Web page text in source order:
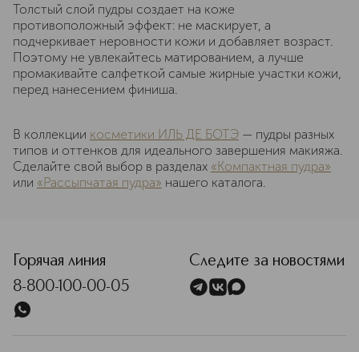
Толстый слой пудры создает на коже
противоположный эффект: не маскирует, а
подчеркивает неровности кожи и добавляет возраст.
Поэтому не увлекайтесь матированием, а лучше
промакивайте салфеткой самые жирные участки кожи,
перед нанесением финиша.
В коллекции косметики ИЛЬ ДЕ БОТЭ — пудры разных
типов и оттенков для идеального завершения макияжа.
Сделайте свой выбор в разделах «Компактная пудра»
или «Рассыпчатая пудра» нашего каталога.
Горячая линия
8-800-100-00-05
Следите за новостями